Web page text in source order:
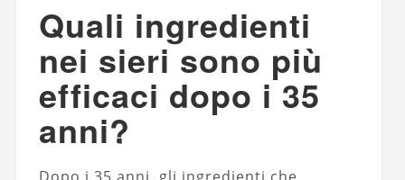
Quali ingredienti
nei sieri sono più
efficaci dopo i 35
anni?